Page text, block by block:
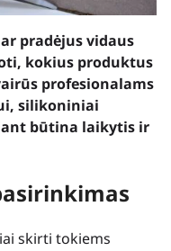
pradėjus vidaus
kokius produktus
profesionalams
silikoniniai
būtina laikytis ir
skirti tokiems